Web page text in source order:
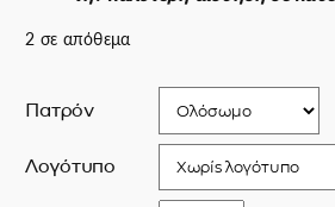
r
a
μ
ε
ν
2 σε απόθεμα
Πατρόν
Λογότυπο